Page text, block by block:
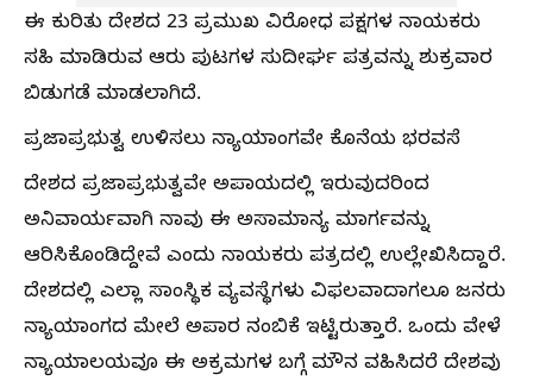
ಈ ಕುರಿತು ದೇಶದ 23 ಪ್ರಮುಖ ವಿರೋಧ ಪಕ್ಷಗಳ ನಾಯಕರು
ಸಹಿ ಮಾಡಿರುವ ಆರು ಪುಟಗಳ ಸುದೀರ್ಘ ಪತ್ರವನ್ನು ಶುಕ್ರವಾರ
ಬಿಡುಗಡೆ ಮಾಡಲಾಗಿದೆ.
ಪ್ರಜಾಪ್ರಭುತ್ವ ಉಳಿಸಲು ನ್ಯಾಯಾಂಗವೇ ಕೊನೆಯ ಭರವಸೆ
ದೇಶದ ಪ್ರಜಾಪ್ರಭುತ್ವವೇ ಅಪಾಯದಲ್ಲಿ ಇರುವುದರಿಂದ
ಅನಿವಾರ್ಯವಾಗಿ ನಾವು ಈ ಅಸಾಮಾನ್ಯ ಮಾರ್ಗವನ್ನು
ಆರಿಸಿಕೊಂಡಿದ್ದೇವೆ ಎಂದು ನಾಯಕರು ಪತ್ರದಲ್ಲಿ ಉಲ್ಲೇಖಿಸಿದ್ದಾರೆ.
ದೇಶದಲ್ಲಿ ಎಲ್ಲಾ ಸಾಂಸ್ಥಿಕ ವ್ಯವಸ್ಥೆಗಳು ವಿಫಲವಾದಾಗಲೂ ಜನರು
ನ್ಯಾಯಾಂಗದ ಮೇಲೆ ಅಪಾರ ನಂಬಿಕೆ ಇಟ್ಟಿರುತ್ತಾರೆ. ಒಂದು ವೇಳೆ
ನ್ಯಾಯಾಲಯವೂ ಈ ಅಕ್ರಮಗಳ ಬಗ್ಗೆ ಮೌನ ವಹಿಸಿದರೆ ದೇಶವು